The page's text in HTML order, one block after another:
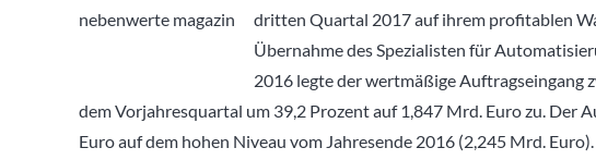
dritten Quartal 2017 auf ihrem profitablen
Übernahme des Spezialisten für
2016 legte der wertmäßige Auftragseingang
dem Vorjahresquartal um 39,2 Prozent auf 1,847 Mrd. Euro zu. Der
Euro auf dem hohen Niveau vom Jahresende 2016 (2,245 Mrd.